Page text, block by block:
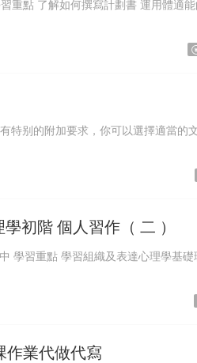
初階 個人習作（ 二 ）
作業代做代寫